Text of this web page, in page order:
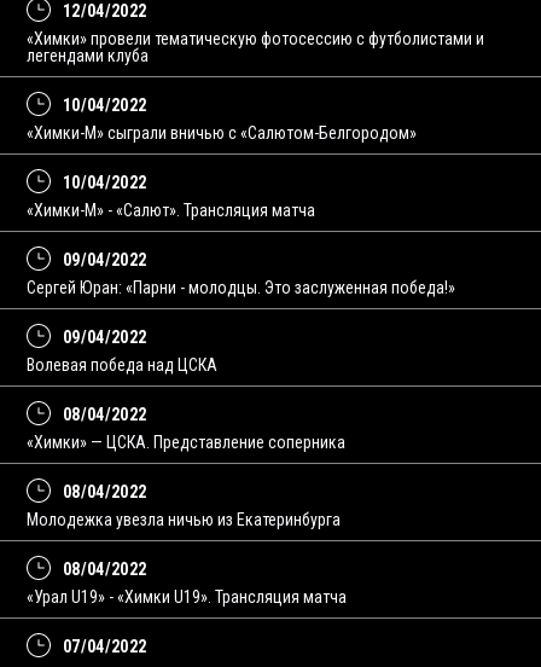
12/04/2022
«Химки» провели тематическую фотосессию с футболистами и
легендами клуба
10/04/2022
«Химки-М» сыграли вничью c «Салютом-Белгородом»
10/04/2022
«Химки-М» - «Салют». Трансляция матча
09/04/2022
Сергей Юран: «Парни - молодцы. Это заслуженная победа!»
09/04/2022
Волевая победа над ЦСКА
08/04/2022
«Химки» — ЦСКА. Представление соперника
08/04/2022
Молодежка увезла ничью из Екатеринбурга
08/04/2022
«Урал U19» - «Химки U19». Трансляция матча
07/04/2022